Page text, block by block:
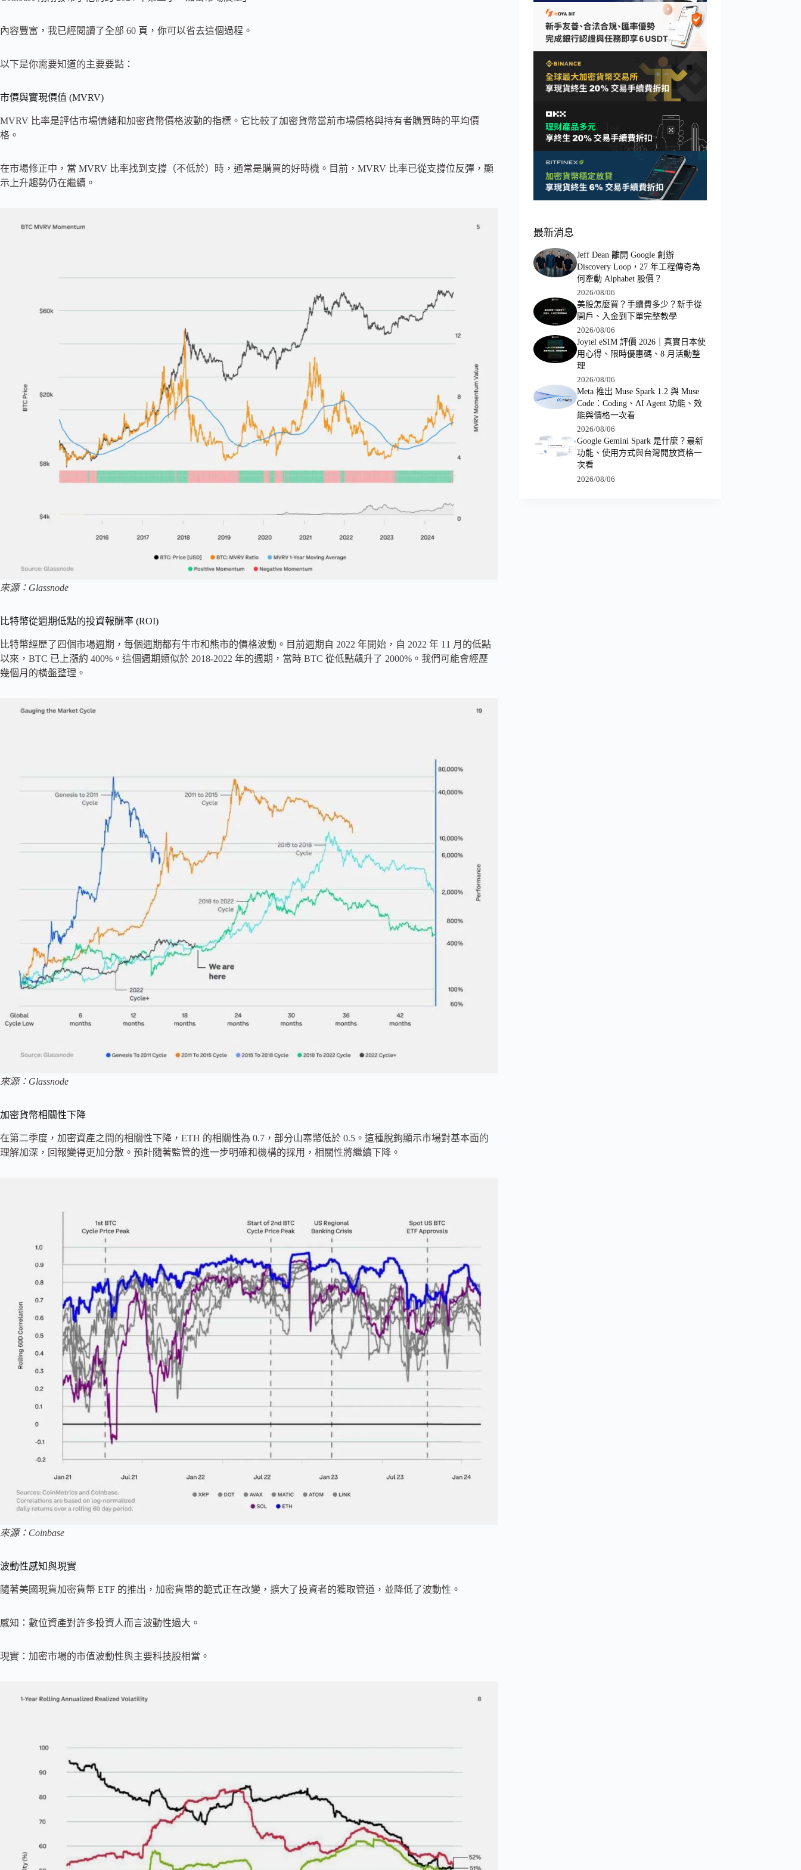
內容豐富，我已經閱讀了全部 60 頁，你可以省去這個過程。
以下是你需要知道的主要要點：
市價與實現價值 (MVRV)
MVRV 比率是評估市場情緒和加密貨幣價格波動的指標。它比較了加密貨幣當前市場價格與持有者購買時的平均價
格。
在市場修正中，當 MVRV 比率找到支撐（不低於）時，通常是購買的好時機。目前，MVRV 比率已從支撐位反彈，顯
示上升趨勢仍在繼續。
來源：Glassnode
比特幣從週期低點的投資報酬率 (ROI)
比特幣經歷了四個市場週期，每個週期都有牛市和熊市的價格波動。目前週期自 2022 年開始，自 2022 年 11 月的低點
以來，BTC 已上漲約 400%。這個週期類似於 2018-2022 年的週期，當時 BTC 從低點飆升了 2000%。我們可能會經歷
幾個月的橫盤整理。
來源：Glassnode
加密貨幣相關性下降
在第二季度，加密資產之間的相關性下降，ETH 的相關性為 0.7，部分山寨幣低於 0.5。這種脫鉤顯示市場對基本面的
理解加深，回報變得更加分散。預計隨著監管的進一步明確和機構的採用，相關性將繼續下降。
來源：Coinbase
波動性感知與現實
隨著美國現貨加密貨幣 ETF 的推出，加密貨幣的範式正在改變，擴大了投資者的獲取管道，並降低了波動性。
感知：數位資產對許多投資人而言波動性過大。
現實：加密市場的市值波動性與主要科技股相當。
最新消息
Jeff Dean 離開 Google 創辦
Discovery Loop，27 年工程傳奇為
何牽動 Alphabet 股價？
2026/08/06
美股怎麼買？手續費多少？新手從
開戶、入金到下單完整教學
2026/08/06
Joytel eSIM 評價 2026｜真實日本使
用心得、限時優惠碼、8 月活動整
理
2026/08/06
Meta 推出 Muse Spark 1.2 與 Muse
Code：Coding、AI Agent 功能、效
能與價格一次看
2026/08/06
Google Gemini Spark 是什麼？最新
功能、使用方式與台灣開放資格一
次看
2026/08/06